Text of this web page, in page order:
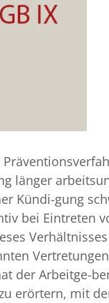
länger
Kündi-gung
bei Eintreten
der Arbeitge-
erörtern, mit